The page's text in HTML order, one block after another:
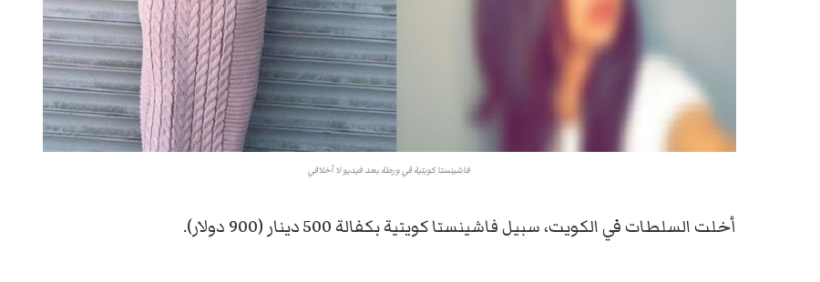
فاشينستا كويتية في ورطة بعد فيديو لا أخلاقي
أخلت السلطات في الكويت، سبيل فاشينستا كويتية بكفالة 500 دينار (900 دولار).